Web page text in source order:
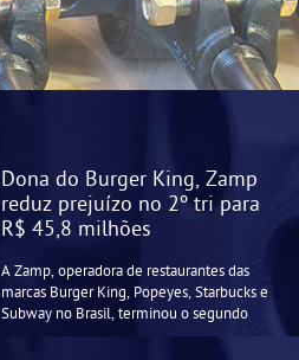
Dona do Burger King, Zamp
reduz prejuízo no 2º tri para
R$ 45,8 milhões
A Zamp, operadora de restaurantes das
marcas Burger King, Popeyes, Starbucks e
Subway no Brasil, terminou o segundo